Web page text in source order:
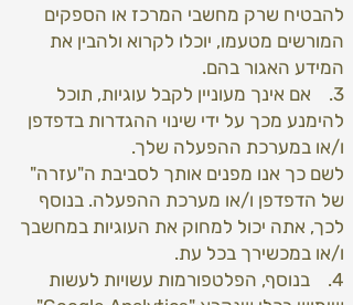
להבטיח שרק מחשבי המרכז או הספקים
המורשים מטעמו, יוכלו לקרוא ולהבין את
המידע האגור בהם.
3. אם אינך מעוניין לקבל עוגיות, תוכל
להימנע מכך על ידי שינוי ההגדרות בדפדפן
ו/או במערכת ההפעלה שלך.
לשם כך אנו מפנים אותך לסביבת ה"עזרה"
של הדפדפן ו/או מערכת ההפעלה. בנוסף
לכך, אתה יכול למחוק את העוגיות במחשבך
ו/או במכשירך בכל עת.
4. בנוסף, הפלטפורמות עשויות לעשות